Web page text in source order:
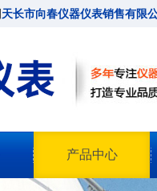
天长市向春仪器仪表销售有限
产品中心